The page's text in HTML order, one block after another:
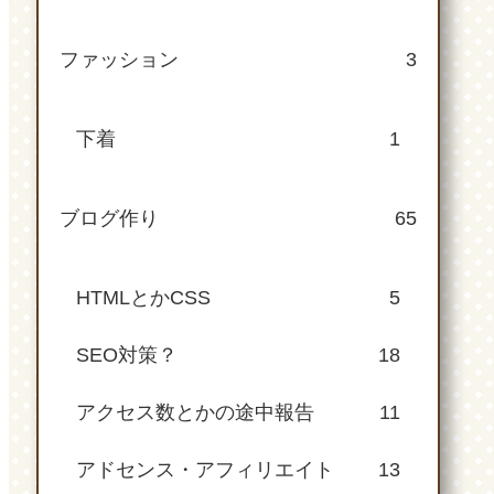
ファッション 3
下着 1
ブログ作り 65
HTMLとかCSS 5
SEO対策？ 18
アクセス数とかの途中報告 11
アドセンス・アフィリエイト 13